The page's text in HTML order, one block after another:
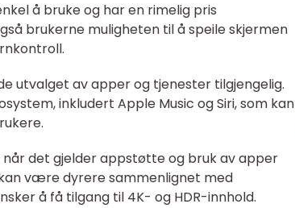
å bruke og har en rimelig pris
brukerne muligheten til å speile skjermen
utvalget av apper og tjenester tilgjengelig.
inkludert Apple Music og Siri, som kan
det gjelder appstøtte og bruk av apper
være dyrere sammenlignet med
å få tilgang til 4K- og HDR-innhold.